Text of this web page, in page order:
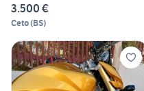
3.500 €
Ceto(BS)